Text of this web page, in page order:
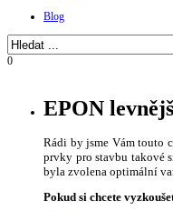
Blog
0
EPON
Rádi by jsme Vám touto
prvky pro stavbu takové
byla zvolena optimální
Pokud si chcete